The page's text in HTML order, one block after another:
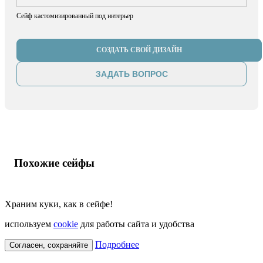
Сейф кастомизированный под интерьер
СОЗДАТЬ СВОЙ ДИЗАЙН
ЗАДАТЬ ВОПРОС
Похожие сейфы
Храним куки, как в сейфе!
используем cookie для работы сайта и удобства
Согласен, сохраняйте Подробнее